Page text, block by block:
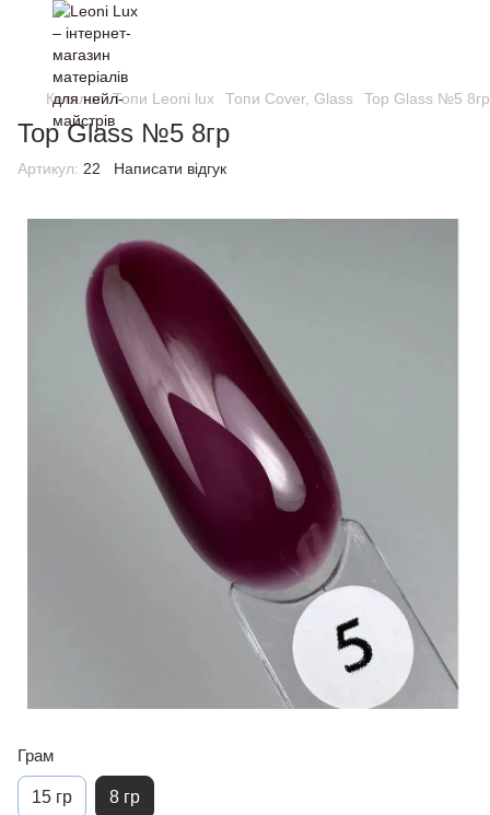
Каталог Топи Leoni lux Топи Cover, Glass Top Glass №5 8гр
Top Glass №5 8гр
Артикул: 22 Написати відгук
Грам
15 гр 8 гр